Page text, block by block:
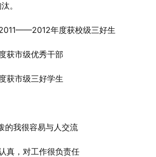
。
2011——2012年度获校级三好生
市级优秀干部
市级三好学生
的我很容易与人交流
真，对工作很负责任